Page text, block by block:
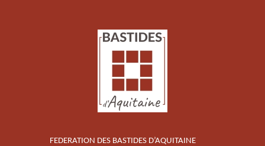
FEDERATION DES BASTIDES D’AQUITAINE